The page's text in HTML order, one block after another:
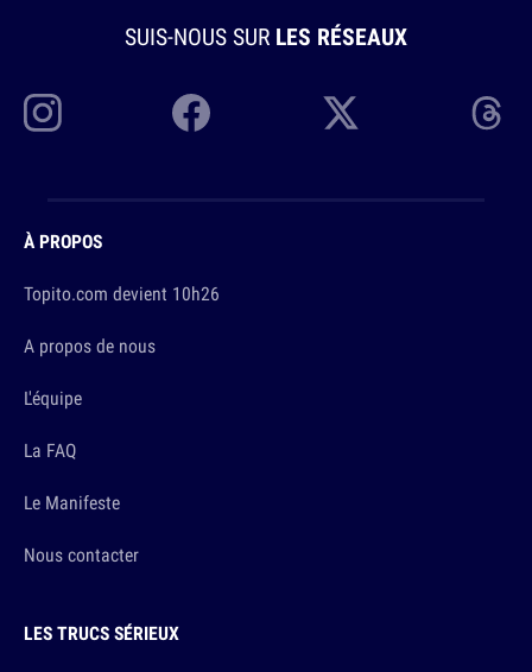
SUIS-NOUS SUR LES RÉSEAUX
À PROPOS
Topito.com devient 10h26
A propos de nous
L'équipe
La FAQ
Le Manifeste
Nous contacter
LES TRUCS SÉRIEUX